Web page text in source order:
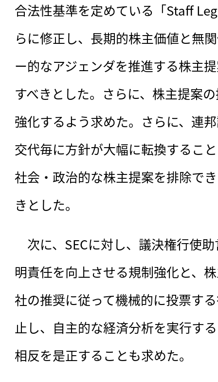
合法性基準を定めている「Staff
らに修正し、長期的株主価値と無
ー的なアジェンダを推進する株主
すべきとした。さらに、株主提案
強化するよう求めた。さらに、連
交代毎に方針が大幅に転換するこ
社会・政治的な株主提案を排除で
きとした。
次に、SECに対し、議決権行使
明責任を向上させる規制強化と、
社の推奨に従って機械的に投票す
止し、自主的な経済分析を実行す
相反を是正することも求めた。